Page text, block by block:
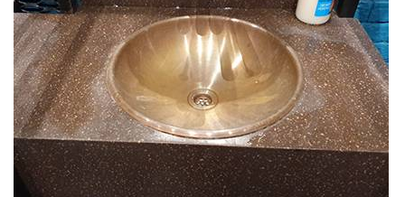
Смотреть проект